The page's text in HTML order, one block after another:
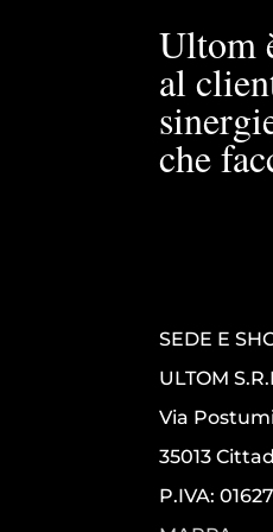
Ultom
al
che
SEDE E
ULTOM
Via
35013
P.IVA: